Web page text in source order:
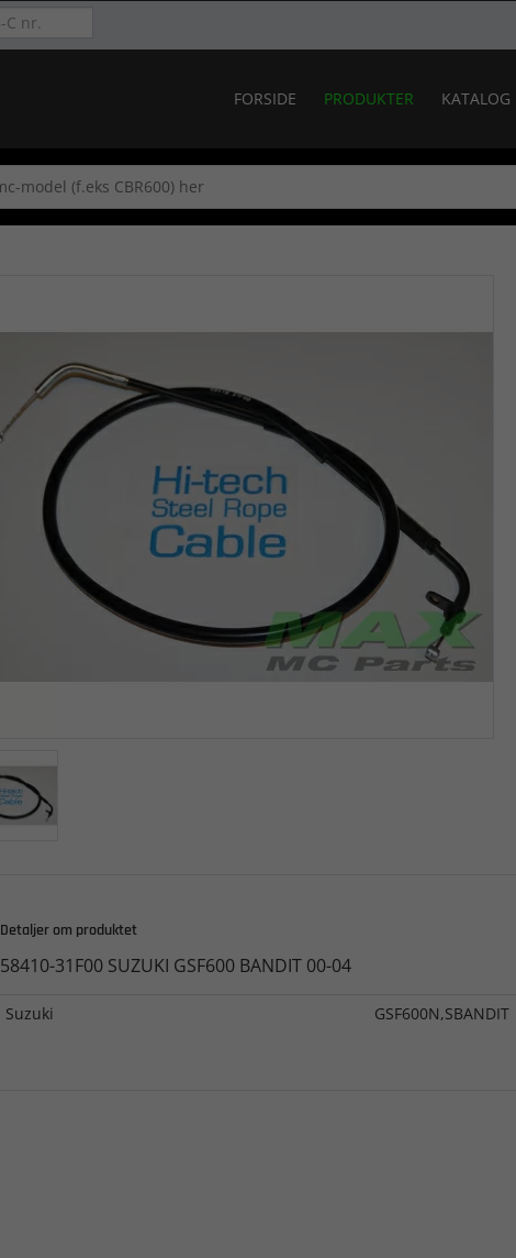
FORSIDE PRODUKTER KATALOG
Detaljer om produktet
58410-31F00 SUZUKI GSF600 BANDIT 00-04
Suzuki GSF600N,SBANDIT